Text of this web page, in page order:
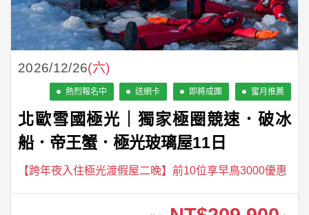
2026/12/26(六)
熱烈報名中 送網卡 即將成團 蜜月推薦
北歐雪國極光｜獨家極圈競速．破冰
船．帝王蟹．極光玻璃屋11日
【跨年夜入住極光渡假屋二晚】前10位享早鳥3000優惠